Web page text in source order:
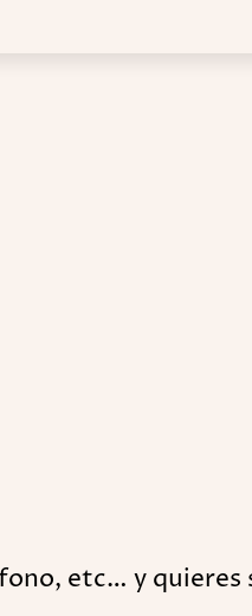
etc… y quieres